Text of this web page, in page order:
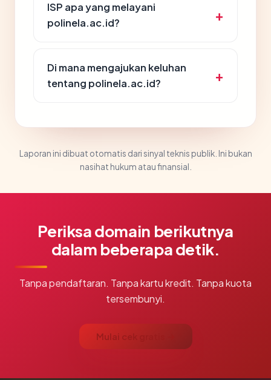
ISP apa yang melayani
polinela.ac.id?
Di mana mengajukan keluhan
tentang polinela.ac.id?
Laporan ini dibuat otomatis dari sinyal teknis publik. Ini bukan
nasihat hukum atau finansial.
Periksa domain berikutnya
dalam beberapa detik.
Tanpa pendaftaran. Tanpa kartu kredit. Tanpa kuota
tersembunyi.
Mulai cek gratis →